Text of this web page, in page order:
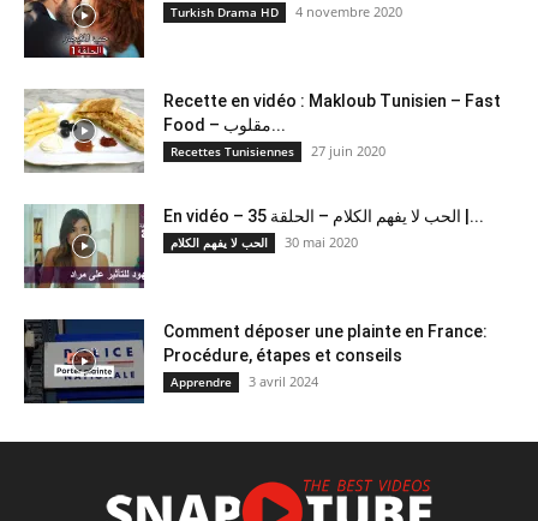
Turkish Drama HD 4 novembre 2020
Recette en vidéo : Makloub Tunisien – Fast
Food – مقلوب...
Recettes Tunisiennes 27 juin 2020
En vidéo – الحب لا يفهم الكلام – الحلقة 35 |...
الحب لا يفهم الكلام 30 mai 2020
Comment déposer une plainte en France:
Procédure, étapes et conseils
Apprendre 3 avril 2024